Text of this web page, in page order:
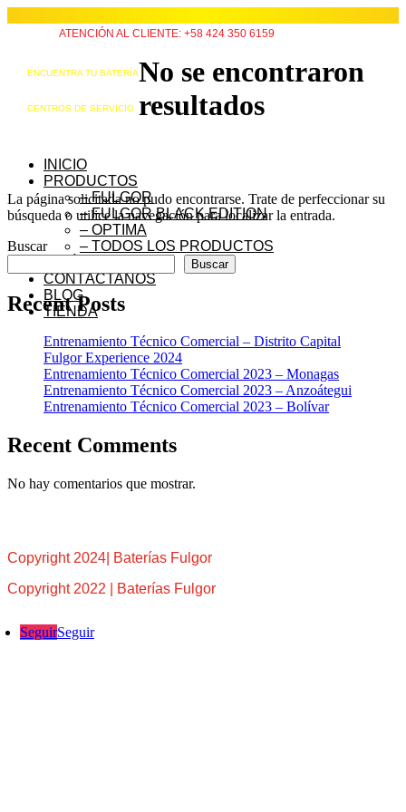
ATENCIÓN AL CLIENTE: +58 424 350 6159
ENCUENTRA TU BATERÍA
CENTROS DE SERVICIO
INICIO
PRODUCTOS
– FULGOR
– FULGOR BLACK EDITION
– OPTIMA
– TODOS LOS PRODUCTOS
CONTÁCTANOS
BLOG
TIENDA
No se encontraron
resultados
La página solicitada no pudo encontrarse. Trate de perfeccionar su
búsqueda o utilice la navegación para localizar la entrada.
Buscar
Buscar
Recent Posts
Entrenamiento Técnico Comercial – Distrito Capital
Fulgor Experience 2024
Entrenamiento Técnico Comercial 2023 – Monagas
Entrenamiento Técnico Comercial 2023 – Anzoátegui
Entrenamiento Técnico Comercial 2023 – Bolívar
Recent Comments
No hay comentarios que mostrar.
Copyright 2024| Baterías Fulgor
Copyright 2022 | Baterías Fulgor
SeguirSeguir